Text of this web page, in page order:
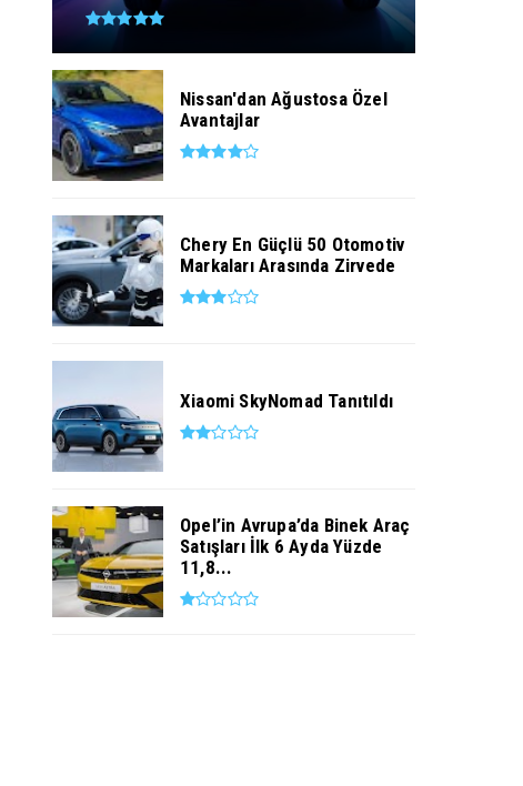
Nissan'dan Ağustosa Özel
Avantajlar
Chery En Güçlü 50 Otomotiv
Markaları Arasında Zirvede
Xiaomi SkyNomad Tanıtıldı
Opel’in Avrupa’da Binek Araç
Satışları İlk 6 Ayda Yüzde
11,8...